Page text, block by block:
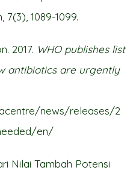
1089-1099.
2017. WHO publishes list
antibiotics are urgently
news/releases/2
en/
Nilai Tambah Potensi